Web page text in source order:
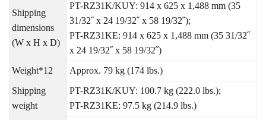
Shipping
dimensions
(W x H x D)
PT-RZ31K/KUY: 914 x 625 x 1,488 mm (35
31/32˝ x 24 19/32˝ x 58 19/32˝);
PT-RZ31KE: 914 x 625 x 1,488 mm (35 31/32˝
x 24 19/32˝ x 58 19/32˝)
Weight*12
Approx. 79 kg (174 lbs.)
Shipping
weight
PT-RZ31K/KUY: 100.7 kg (222.0 lbs.);
PT-RZ31KE: 97.5 kg (214.9 lbs.)